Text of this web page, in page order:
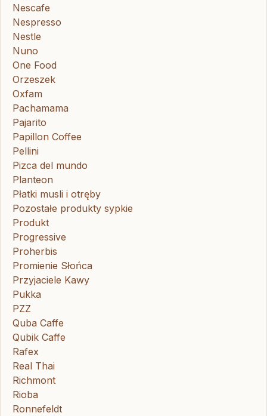
Nescafe
Nespresso
Nestle
Nuno
One Food
Orzeszek
Oxfam
Pachamama
Pajarito
Papillon Coffee
Pellini
Pizca del mundo
Planteon
Płatki musli i otręby
Pozostałe produkty sypkie
Produkt
Progressive
Proherbis
Promienie Słońca
Przyjaciele Kawy
Pukka
PZZ
Quba Caffe
Qubik Caffe
Rafex
Real Thai
Richmont
Rioba
Ronnefeldt